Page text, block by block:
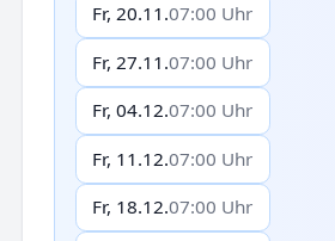
Fr, 20.11.07:00 Uhr
Fr, 27.11.07:00 Uhr
Fr, 04.12.07:00 Uhr
Fr, 11.12.07:00 Uhr
Fr, 18.12.07:00 Uhr